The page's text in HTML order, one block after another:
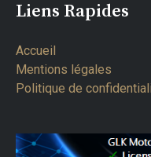
Liens Rapides
Accueil
Mentions légales
Politique de